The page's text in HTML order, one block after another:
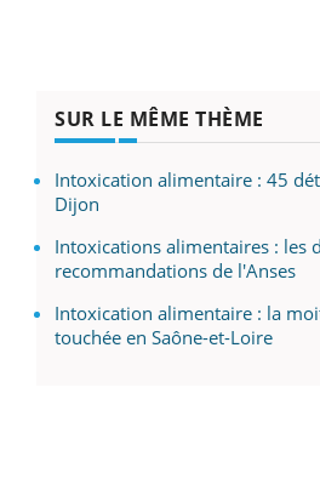
SUR LE MÊME THÈME
Intoxication alimentaire : 45
Dijon
Intoxications alimentaires : les
recommandations de l'Anses
Intoxication alimentaire : la
touchée en Saône-et-Loire